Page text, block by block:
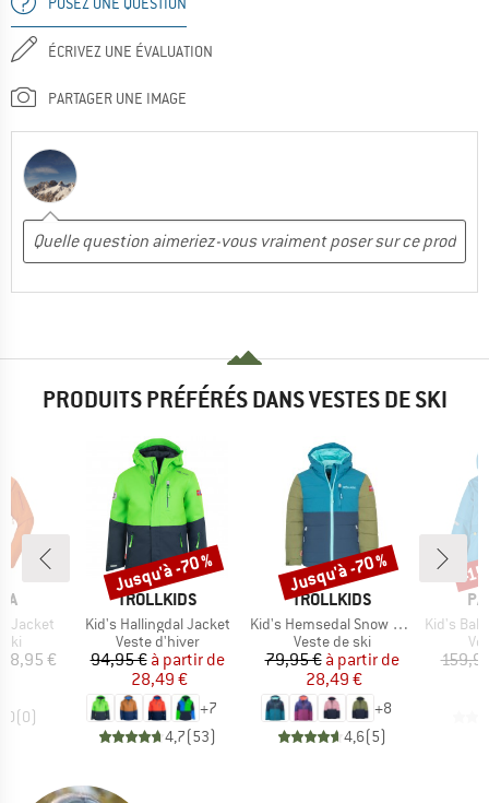
ÉCRIVEZ UNE ÉVALUATION
PARTAGER UNE IMAGE
PRODUITS PRÉFÉRÉS DANS VESTES DE SKI
Jacket
ski
€
(0)
MARQUE
TROLLKIDS
Article
Kid's Hallingdal Jacket
Product group
Veste d'hiver
Prix
94,95 € Prix réduit
à partir de
28,49 €
+7
4,7(53)
Remise
Jusqu'à -70 %
MARQUE
TROLLKIDS
Article
Kid's Hemsedal Snow Jacket XT
Product group
Veste de ski
Prix
79,95 € Prix réduit
à partir de
28,49 €
+8
4,6(5)
Remise
Jusqu'à -70 %
Article
Kid's Baby
-